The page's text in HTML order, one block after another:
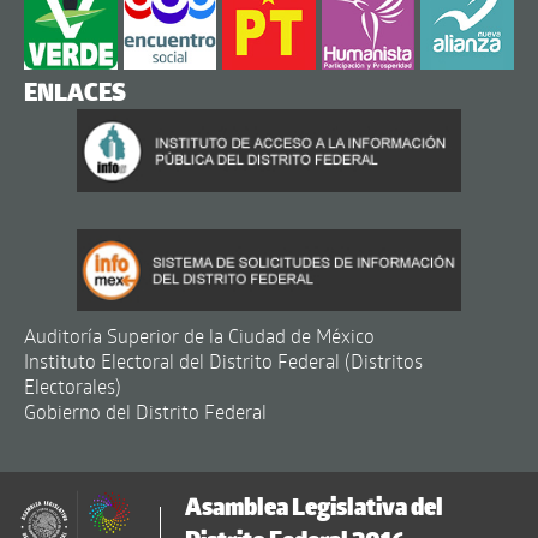
ENLACES
Auditoría Superior de la Ciudad de México
Instituto Electoral del Distrito Federal (Distritos
Electorales)
Gobierno del Distrito Federal
Asamblea Legislativa del